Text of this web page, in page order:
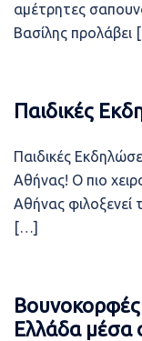
αμέτρητες
Βασίλης προλάβει
Παιδικές
Παιδικές
Αθήνας! Ο πιο
Αθήνας φιλοξενεί
[…]
Ελλάδα μέσα